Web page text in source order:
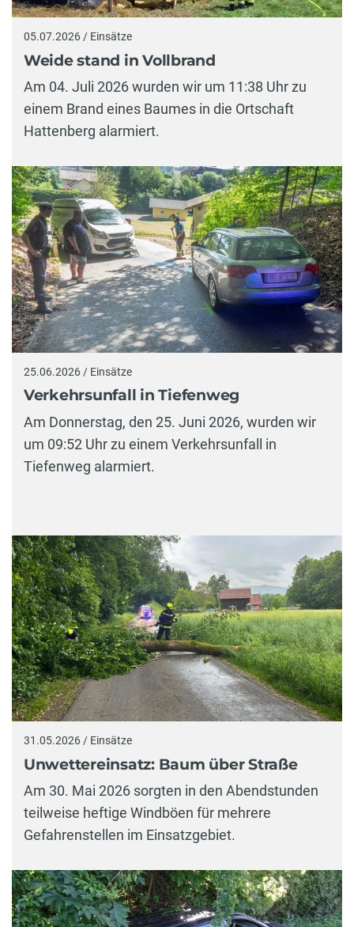
05.07.2026 / Einsätze
Weide stand in Vollbrand
Am 04. Juli 2026 wurden wir um 11:38 Uhr zu
einem Brand eines Baumes in die Ortschaft
Hattenberg alarmiert.
25.06.2026 / Einsätze
Verkehrsunfall in Tiefenweg
Am Donnerstag, den 25. Juni 2026, wurden wir
um 09:52 Uhr zu einem Verkehrsunfall in
Tiefenweg alarmiert.
31.05.2026 / Einsätze
Unwettereinsatz: Baum über Straße
Am 30. Mai 2026 sorgten in den Abendstunden
teilweise heftige Windböen für mehrere
Gefahrenstellen im Einsatzgebiet.